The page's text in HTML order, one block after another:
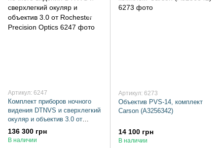
Артикул: 6247
Комплект приборов ночного
видения DTNVS и сверхлегкий
окуляр и объектив 3.0 от
Rochester Precision Optics
136 300 грн
В наличии
Артикул: 6273
Объектив PVS-14, комплект
Carson (A3256342)
14 100 грн
В наличии